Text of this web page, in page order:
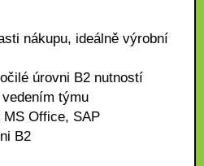
nákupu, ideálně výrobní
úrovni B2 nutností
týmu
Office, SAP
B2